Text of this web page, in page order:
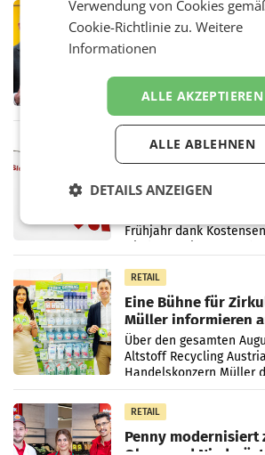
PRIMENEWS
Österreichische
ersten Halbjahr trotz
ersten Halbjahr 2026
von 1.544,0 Mio. EUR
einem Plus von 3,8
MARKETING & MEDIA
ProSiebenSat.1
überraschend viel
UNTERFÖHRING/
Frühjahr dank
RETAIL
Eine Bühne für
Müller informieren
Kreislauffähigkeit
Über den gesamten
Altstoff Recycling
Handelskonzern Müller
„Kreislauf-Helden“ in
Müller-Filialen
RETAIL
Penny modernisiert
Verwendung von Cookies
Cookie-Richtlinie zu.Weitere
Informationen
ALLE AKZEPTIEREN
ALLE ABLEHNEN
DETAILS ANZEIGEN